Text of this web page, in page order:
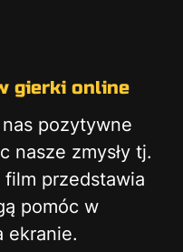
gierki online
pozytywne
nasze zmysły tj.
film przedstawia
pomóc w
ekranie.